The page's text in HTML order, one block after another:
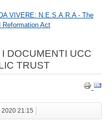
VIVERE: N.E.S.A.R.A - The
Reformation Act
DOCUMENTI UCC
TRUST
2020 21:15